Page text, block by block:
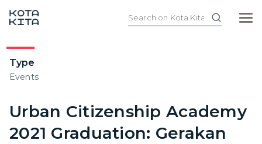
Type
Events
Urban Citizenship Academy
2021 Graduation: Gerakan